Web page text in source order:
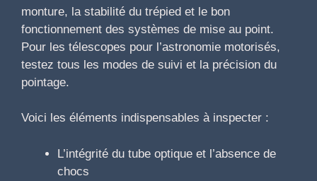
monture, la stabilité du trépied et le bon
fonctionnement des systèmes de mise au point.
Pour les télescopes pour l’astronomie motorisés,
testez tous les modes de suivi et la précision du
pointage.
Voici les éléments indispensables à inspecter :
L’intégrité du tube optique et l’absence de
chocs